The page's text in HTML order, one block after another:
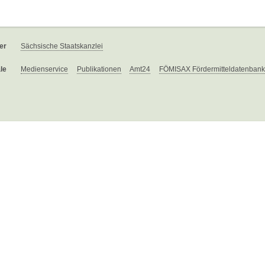
Sächsische Staatskanzlei
Medienservice Publikationen Amt24 FÖMISAX Fördermitteldatenbank